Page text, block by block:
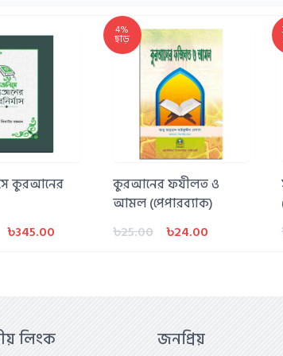
কুরআনের
৳345.00
4%
ছাড়
কুরআনের ফযীলত ও
আমল (পেপারব্যাক)
৳25.00
৳24.00
লিংক জনপ্রিয়